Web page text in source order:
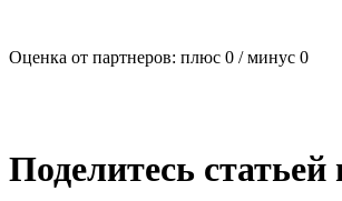
Оценка от партнеров: плюс 0 / минус 0
Поделитесь